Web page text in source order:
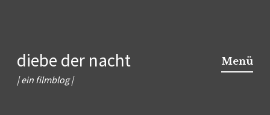
Inhalt
springen
diebe der nacht
| ein filmblog |
Menü